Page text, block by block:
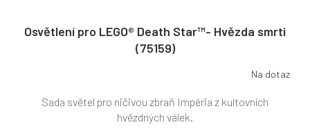
Osvětlení pro LEGO® Death Star™- Hvězda smrti
(75159)
Na dotaz
Sada světel pro ničivou zbraň Impéria z kultovních
hvězdných válek.